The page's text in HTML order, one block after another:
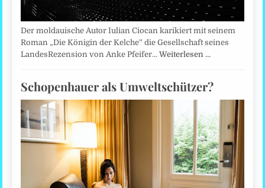
Der moldauische Autor Iulian Ciocan karikiert mit seinem
Roman „Die Königin der Kelche” die Gesellschaft seines
LandesRezension von Anke Pfeifer…Weiterlesen …
Schopenhauer als Umweltschützer?